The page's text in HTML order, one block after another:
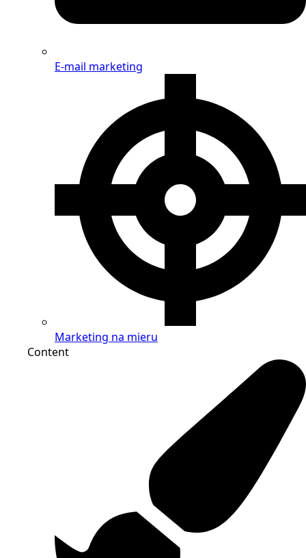
E-mail marketing
Marketing na mieru
Content